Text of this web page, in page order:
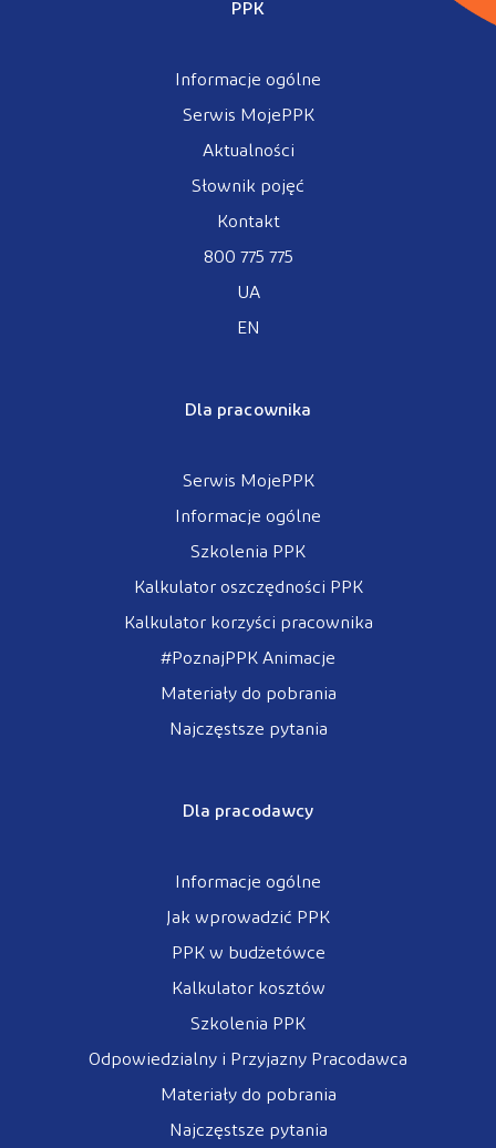
PPK
Informacje ogólne
Serwis MojePPK
Aktualności
Słownik pojęć
Kontakt
800 775 775
UA
EN
Dla pracownika
Serwis MojePPK
Informacje ogólne
Szkolenia PPK
Kalkulator oszczędności PPK
Kalkulator korzyści pracownika
#PoznajPPK Animacje
Materiały do pobrania
Najczęstsze pytania
Dla pracodawcy
Informacje ogólne
Jak wprowadzić PPK
PPK w budżetówce
Kalkulator kosztów
Szkolenia PPK
Odpowiedzialny i Przyjazny Pracodawca
Materiały do pobrania
Najczęstsze pytania